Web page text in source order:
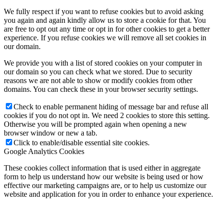
We fully respect if you want to refuse cookies but to avoid asking
you again and again kindly allow us to store a cookie for that. You
are free to opt out any time or opt in for other cookies to get a better
experience. If you refuse cookies we will remove all set cookies in
our domain.
We provide you with a list of stored cookies on your computer in
our domain so you can check what we stored. Due to security
reasons we are not able to show or modify cookies from other
domains. You can check these in your browser security settings.
Check to enable permanent hiding of message bar and refuse all
cookies if you do not opt in. We need 2 cookies to store this setting.
Otherwise you will be prompted again when opening a new
browser window or new a tab.
Click to enable/disable essential site cookies.
Google Analytics Cookies
These cookies collect information that is used either in aggregate
form to help us understand how our website is being used or how
effective our marketing campaigns are, or to help us customize our
website and application for you in order to enhance your experience.